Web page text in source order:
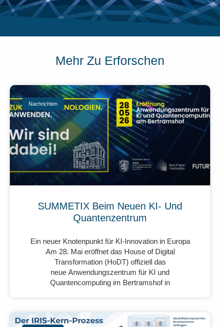
Mehr Zu Erforschen
Nachrichten
SUMMETIX Beim Neuen KI- Und
Quantenzentrum
Ein neuer Knotenpunkt für KI-Innovation in Europa
Am 28. Mai eröffnet das House of Digital
Transformation (HoDT) offiziell das
neue Anwendungszentrum für KI und
Quantencomputing im Bertramshof in